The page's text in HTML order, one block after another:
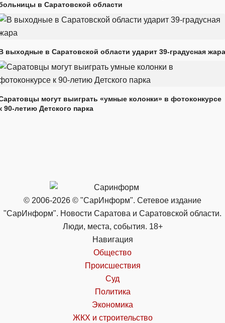
в Саратовской области
выходные в Саратовской области ударит 39-градусная жара
могут выиграть «умные колонки» в фотоконкурсе
90-летию Детского парка
© 2006-2026 © "СарИнформ". Сетевое издание
"СарИнформ". Новости Саратова и Саратовской области.
Люди, места, события. 18+
Навигация
Общество
Происшествия
Суд
Политика
Экономика
ЖКХ и строительство